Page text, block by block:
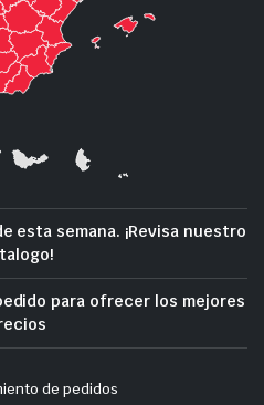
esta semana. ¡Revisa nuestro
para ofrecer los mejores
de pedidos